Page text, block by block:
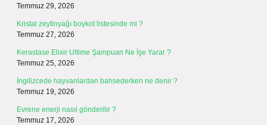
Temmuz 29, 2026
Kristal zeytinyağı boykot listesinde mi ?
Temmuz 27, 2026
Kerastase Elixir Ultime Şampuan Ne İşe Yarar ?
Temmuz 25, 2026
İngilizcede hayvanlardan bahsederken ne denir ?
Temmuz 19, 2026
Evrene enerji nasıl gönderilir ?
Temmuz 17, 2026